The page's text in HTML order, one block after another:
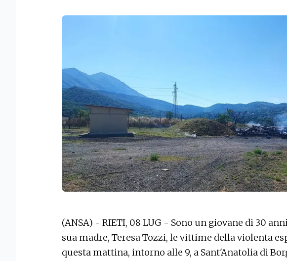
(ANSA) - RIETI, 08 LUG - Sono un giovane di 30
sua madre, Teresa Tozzi, le vittime della violenta
questa mattina, intorno alle 9, a Sant'Anatolia di